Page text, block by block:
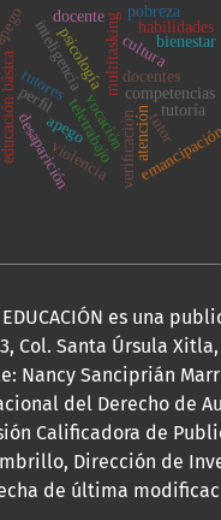
multitasking
atención
veriﬁcación
inteligencia competencias
tutores docentes
teletrabajo
apego
cultura
básica
docente
vocación tutortutoría
habilidades
desaparición
perﬁl
psicología bienestar
violencia
pobreza
Y EDUCACIÓN es una
Col. Santa Úrsula
Nancy Sanciprián
del Derecho de
Calificadora de
Dirección de
de última